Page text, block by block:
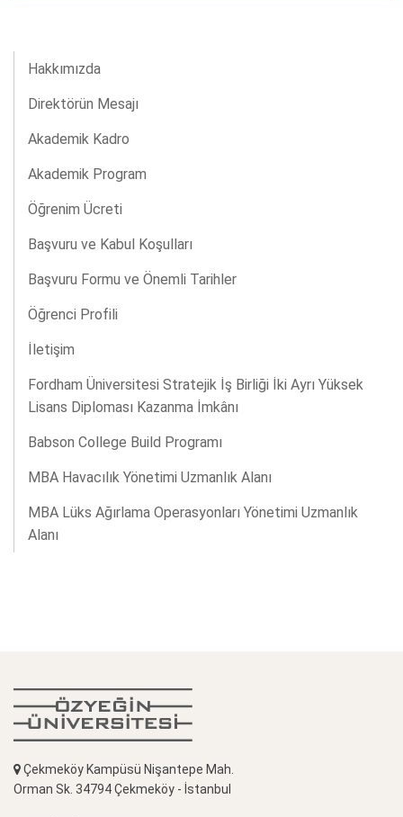
Hakkımızda
Direktörün Mesajı
Akademik Kadro
Akademik Program
Öğrenim Ücreti
Başvuru ve Kabul Koşulları
Başvuru Formu ve Önemli Tarihler
Öğrenci Profili
İletişim
Fordham Üniversitesi Stratejik İş Birliği İki Ayrı Yüksek
Lisans Diploması Kazanma İmkânı
Babson College Build Programı
MBA Havacılık Yönetimi Uzmanlık Alanı
MBA Lüks Ağırlama Operasyonları Yönetimi Uzmanlık
Alanı
Çekmeköy Kampüsü Nişantepe Mah.
Orman Sk. 34794 Çekmeköy - İstanbul